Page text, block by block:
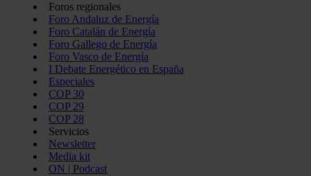
Foros regionales
Foro Andaluz de Energía
Foro Catalán de Energía
Foro Gallego de Energía
Foro Vasco de Energía
I Debate Energético en España
Especiales
COP 30
COP 29
COP 28
Servicios
Newsletter
Media kit
ON | Podcast